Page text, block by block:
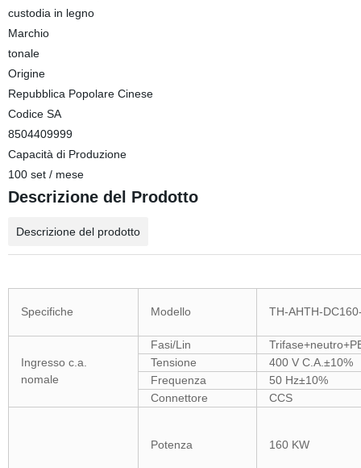
custodia in legno
Marchio
tonale
Origine
Repubblica Popolare Cinese
Codice SA
8504409999
Capacità di Produzione
100 set / mese
Descrizione del Prodotto
Descrizione del prodotto
Specifiche Modello TH-AHTH-
Ingresso c.a.
nomale
Fasi/Lin
Tensione
400 V C.A.±10%
Frequenza
50 Hz±10%
Connettore
CCS
Potenza 160 KW